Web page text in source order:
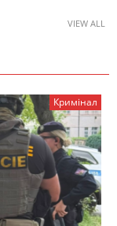
VIEW ALL
Кримінал